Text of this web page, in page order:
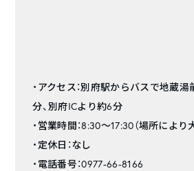
・アクセス：別府駅からバスで地蔵
分、別府ICより約6分
・営業時間：8:30〜17:30（場所により
・定休日：なし
・電話番号：0977-66-8166